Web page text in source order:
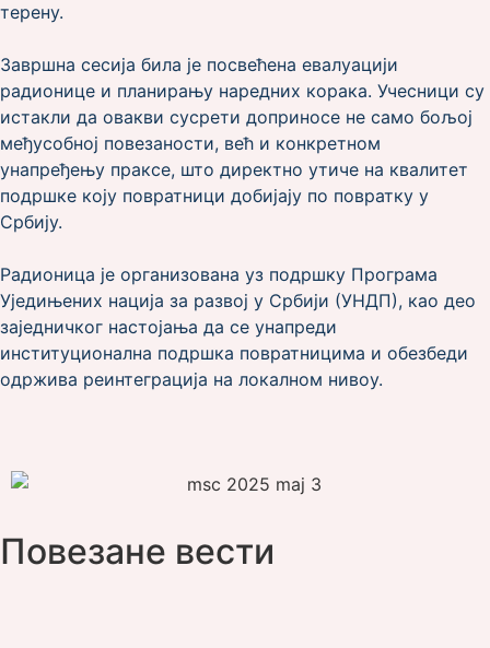
терену.
Завршна сесија била је посвећена евалуацији
радионице и планирању наредних корака. Учесници су
истакли да овакви сусрети доприносе не само бољој
међусобној повезаности, већ и конкретном
унапређењу праксе, што директно утиче на квалитет
подршке коју повратници добијају по повратку у
Србију.
Радионица је организована уз подршку Програма
Уједињених нација за развој у Србији (УНДП), као део
заједничког настојања да се унапреди
институционална подршка повратницима и обезбеди
одржива реинтеграција на локалном нивоу.
Повезане вести